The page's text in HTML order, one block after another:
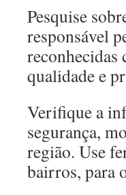
Pesquise
responsável
reconhecidas
qualidade e
Verifique a
segurança,
região. Use
bairros, para